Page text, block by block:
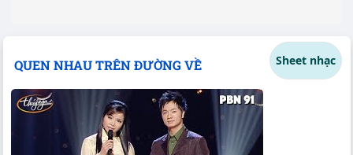
QUEN NHAU TRÊN ĐƯỜNG VỀ Sheet nhạc